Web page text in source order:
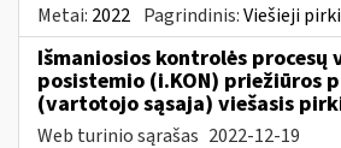
Metai: 2022 Pagrindinis:Viešieji
Išmaniosios kontrolės procesų
posistemio (i.KON) priežiūros
(vartotojo sąsaja) viešasis
Web turinio sąrašas 2022-12-19